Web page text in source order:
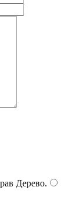
Дерево.